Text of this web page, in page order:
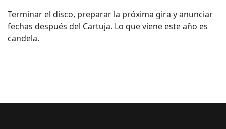
Terminar el disco, preparar la próxima gira y anunciar
fechas después del Cartuja. Lo que viene este año es
candela.